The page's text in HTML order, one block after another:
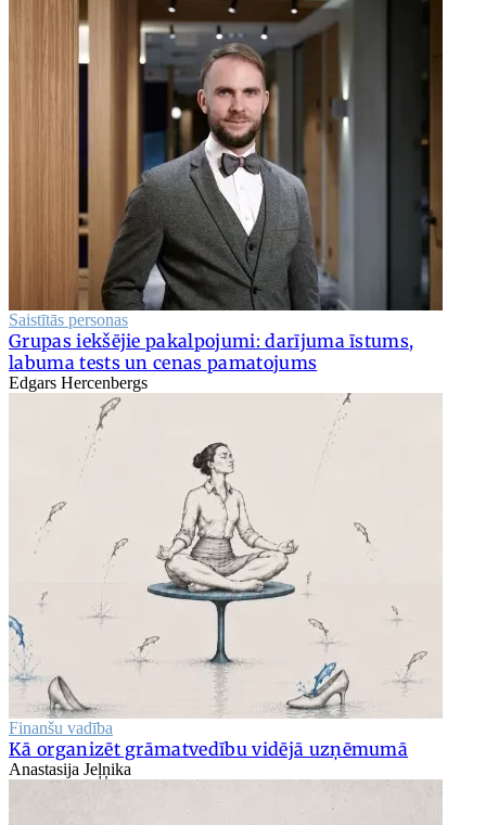
Saistītās personas
Grupas iekšējie pakalpojumi: darījuma īstums,
labuma tests un cenas pamatojums
Edgars Hercenbergs
Finanšu vadība
Kā organizēt grāmatvedību vidējā uzņēmumā
Anastasija Jeļņika